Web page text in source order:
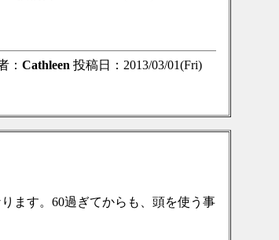
： Cathleen 投稿日：2013/03/01(Fri)
ます。60過ぎてからも、頭を使う事